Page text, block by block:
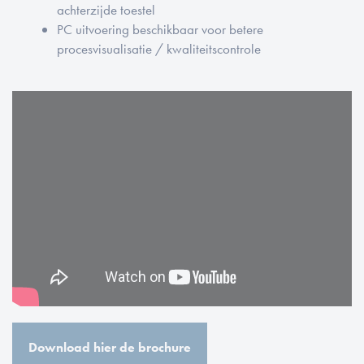
achterzijde toestel
PC uitvoering beschikbaar voor betere
procesvisualisatie / kwaliteitscontrole
Download hier de brochure